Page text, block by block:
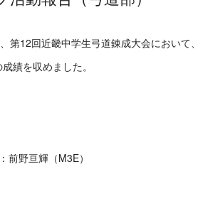
第12回近畿中学生弓道錬成大会において、
績を収めました。
野亘輝（M3E）